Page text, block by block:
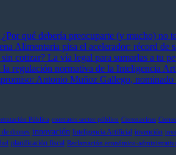
qué debería preocuparte (y mucho) no
Alimentaria pisa el acelerador: récord de
cotizar? La vía legal para sumarlas a tu
la regulación normativa de la Inteligencia
Antonio Muñoz Gallego,
Pública contratos sector público Coronavirus
drones innovación Inteligencia Artificial invención
planificación fiscal Reclamación económico-